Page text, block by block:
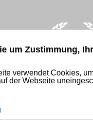
um Zustimmung,
verwendet Cookies,
der Webseite